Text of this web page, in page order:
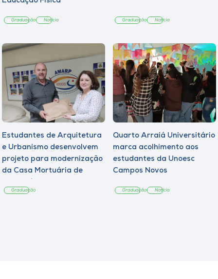
Graduação Notícia Graduação Notícia
Estudantes de Arquitetura
e Urbanismo desenvolvem
projeto para modernização
da Casa Mortuária de
Graduação
Quarto Arraiá Universitário
marca acolhimento aos
estudantes da Unoesc
Campos Novos
Graduação Notícia